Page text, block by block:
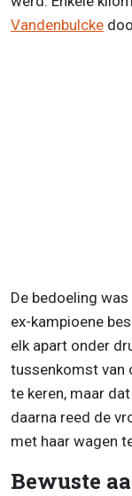
Vandenbulcke
De bedoeling
ex-kampioene
elk apart onder
tussenkomst van
te keren, maar
daarna reed de
met haar wagen
Bewuste